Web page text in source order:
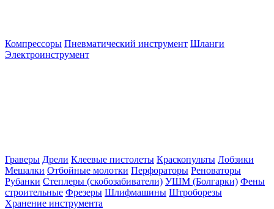
Компрессоры Пневматический инструмент Шланги
Электроинструмент
Граверы Дрели Клеевые пистолеты Краскопульты Лобзики
Мешалки Отбойные молотки Перфораторы Реноваторы
Рубанки Степлеры (скобозабиватели) УШМ (Болгарки) Фены
строительные Фрезеры Шлифмашины Штроборезы
Хранение инструмента